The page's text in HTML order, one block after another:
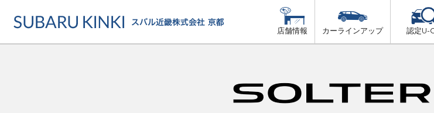
店舗情報
京都・亀岡
カーラインアップ 認定U-
メンテナンス・サービストップ
法定 12ヶ月 点検